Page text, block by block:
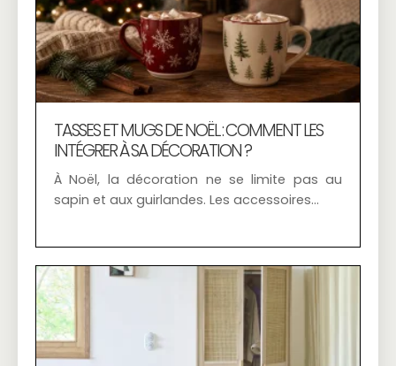
TASSES ET MUGS DE NOËL : COMMENT LES
INTÉGRER À SA DÉCORATION ?
À Noël, la décoration ne se limite pas au
sapin et aux guirlandes. Les accessoires…